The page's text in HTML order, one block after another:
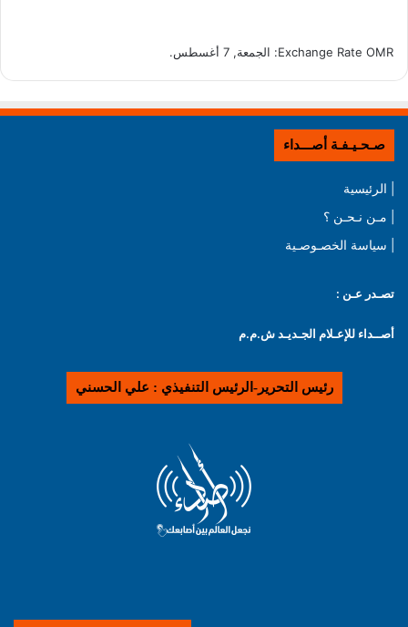
Exchange Rate OMR : الجمعة, 7 أغسطس.
صـحـيـفـة أصـــداء
| الرئيسية
| مـن نـحـن ؟
| سياسة الخصـوصـية
تصـدر عـن :
أصــداء للإعـلام الجـديـد ش.م.م
رئيس التحرير-الرئيس التنفيذي : علي الحسني